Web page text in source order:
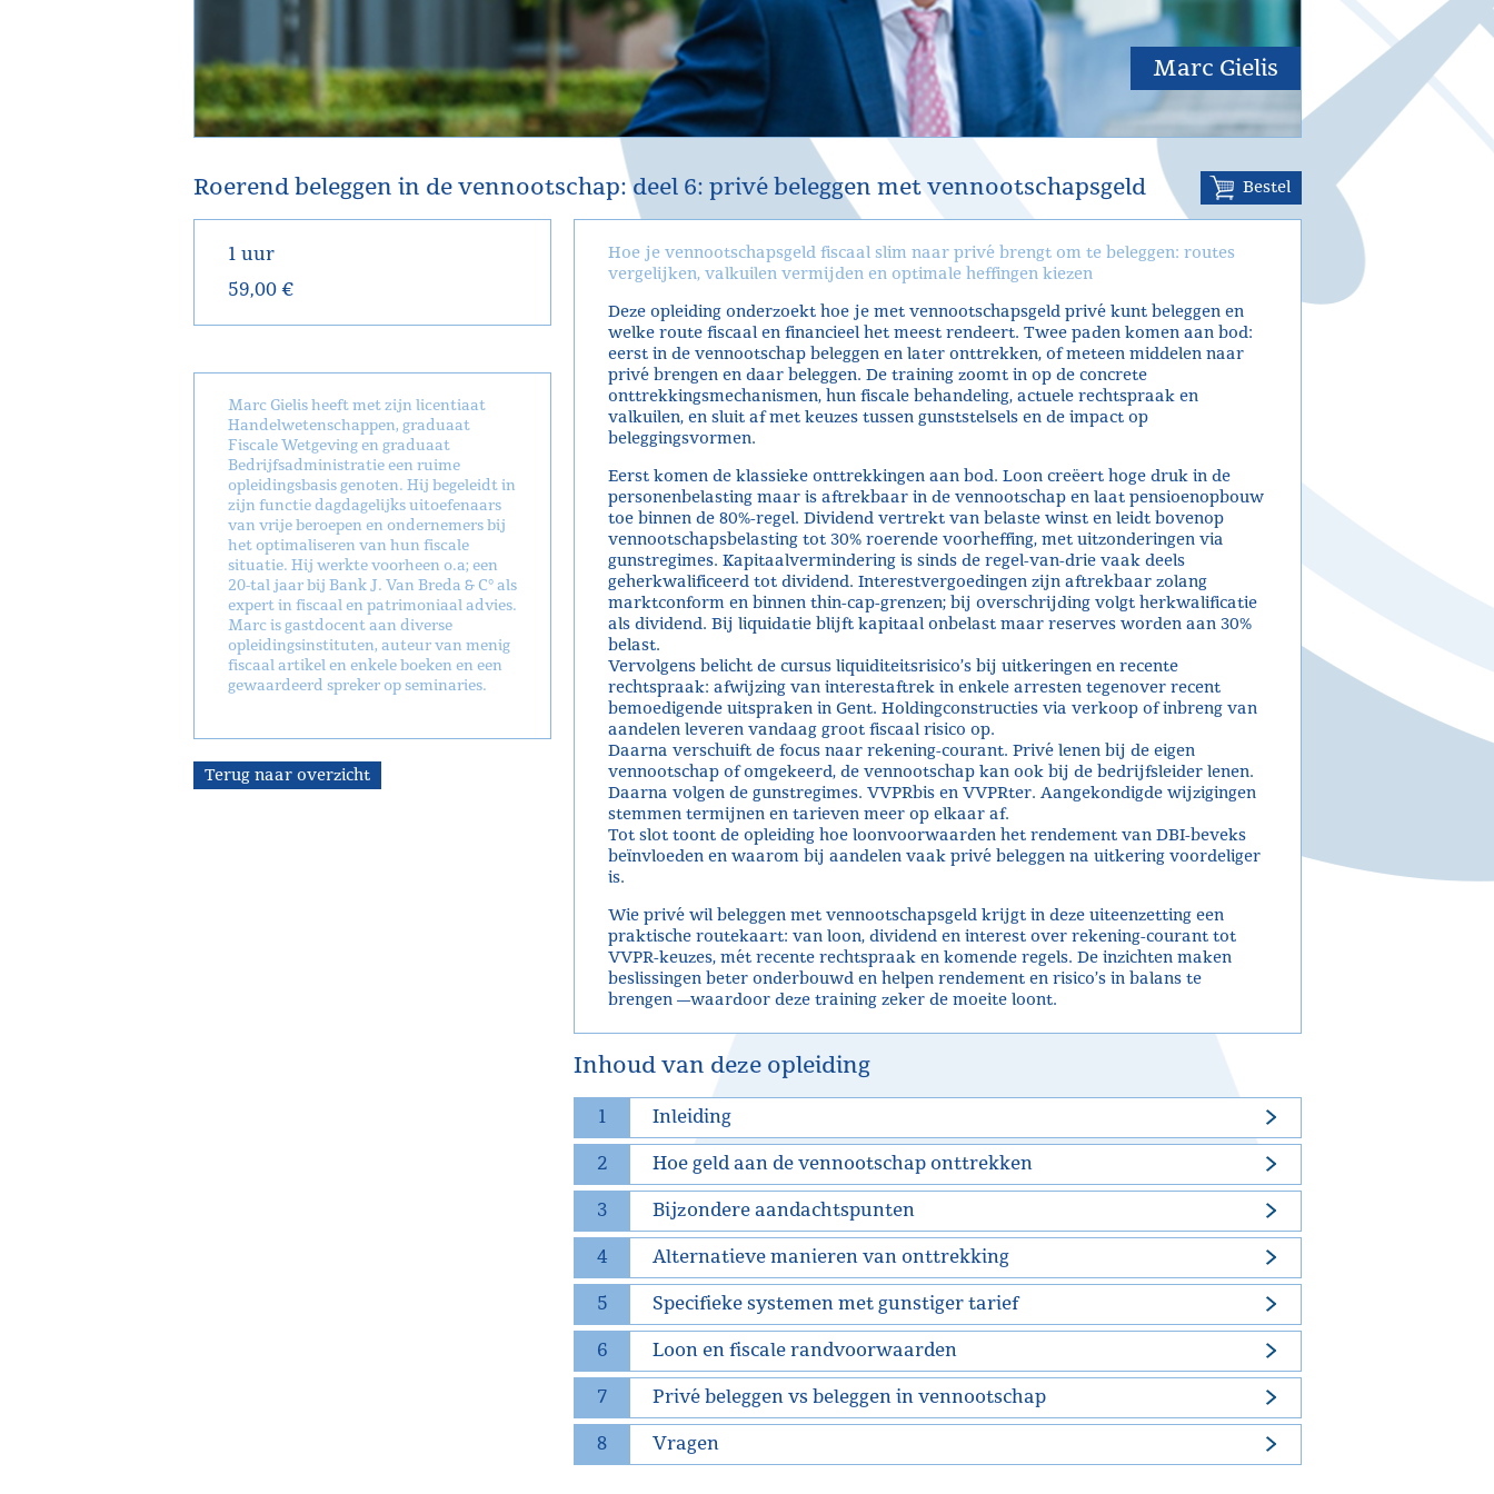
Marc Gielis
Bestel
Roerend beleggen in de vennootschap: deel 6: privé beleggen met vennootschapsgeld
1 uur
59,00 €
Marc Gielis heeft met zijn licentiaat
Handelwetenschappen, graduaat
Fiscale Wetgeving en graduaat
Bedrijfsadministratie een ruime
opleidingsbasis genoten. Hij begeleidt in
zijn functie dagdagelijks uitoefenaars
van vrije beroepen en ondernemers bij
het optimaliseren van hun fiscale
situatie. Hij werkte voorheen o.a; een
20-tal jaar bij Bank J. Van Breda & C° als
expert in fiscaal en patrimoniaal advies.
Marc is gastdocent aan diverse
opleidingsinstituten, auteur van menig
fiscaal artikel en enkele boeken en een
gewaardeerd spreker op seminaries.
Terug naar overzicht
Hoe je vennootschapsgeld fiscaal slim naar privé brengt om te beleggen: routes
vergelijken, valkuilen vermijden en optimale heffingen kiezen
Deze opleiding onderzoekt hoe je met vennootschapsgeld privé kunt beleggen en
welke route fiscaal en financieel het meest rendeert. Twee paden komen aan bod:
eerst in de vennootschap beleggen en later onttrekken, of meteen middelen naar
privé brengen en daar beleggen. De training zoomt in op de concrete
onttrekkingsmechanismen, hun fiscale behandeling, actuele rechtspraak en
valkuilen, en sluit af met keuzes tussen gunststelsels en de impact op
beleggingsvormen.
Eerst komen de klassieke onttrekkingen aan bod. Loon creëert hoge druk in de
personenbelasting maar is aftrekbaar in de vennootschap en laat pensioenopbouw
toe binnen de 80%-regel. Dividend vertrekt van belaste winst en leidt bovenop
vennootschapsbelasting tot 30% roerende voorheffing, met uitzonderingen via
gunstregimes. Kapitaalvermindering is sinds de regel-van-drie vaak deels
geherkwalificeerd tot dividend. Interestvergoedingen zijn aftrekbaar zolang
marktconform en binnen thin-cap-grenzen; bij overschrijding volgt herkwalificatie
als dividend. Bij liquidatie blijft kapitaal onbelast maar reserves worden aan 30%
belast.
Vervolgens belicht de cursus liquiditeitsrisico’s bij uitkeringen en recente
rechtspraak: afwijzing van interestaftrek in enkele arresten tegenover recent
bemoedigende uitspraken in Gent. Holdingconstructies via verkoop of inbreng van
aandelen leveren vandaag groot fiscaal risico op.
Daarna verschuift de focus naar rekening-courant. Privé lenen bij de eigen
vennootschap of omgekeerd, de vennootschap kan ook bij de bedrijfsleider lenen.
Daarna volgen de gunstregimes. VVPRbis en VVPRter. Aangekondigde wijzigingen
stemmen termijnen en tarieven meer op elkaar af.
Tot slot toont de opleiding hoe loonvoorwaarden het rendement van DBI-beveks
beïnvloeden en waarom bij aandelen vaak privé beleggen na uitkering voordeliger
is.
Wie privé wil beleggen met vennootschapsgeld krijgt in deze uiteenzetting een
praktische routekaart: van loon, dividend en interest over rekening-courant tot
VVPR-keuzes, mét recente rechtspraak en komende regels. De inzichten maken
beslissingen beter onderbouwd en helpen rendement en risico’s in balans te
brengen —waardoor deze training zeker de moeite loont.
Inhoud van deze opleiding
1
Inleiding
2
Hoe geld aan de vennootschap onttrekken
3
Bijzondere aandachtspunten
4
Alternatieve manieren van onttrekking
5
Specifieke systemen met gunstiger tarief
6
Loon en fiscale randvoorwaarden
7
Privé beleggen vs beleggen in vennootschap
8
Vragen